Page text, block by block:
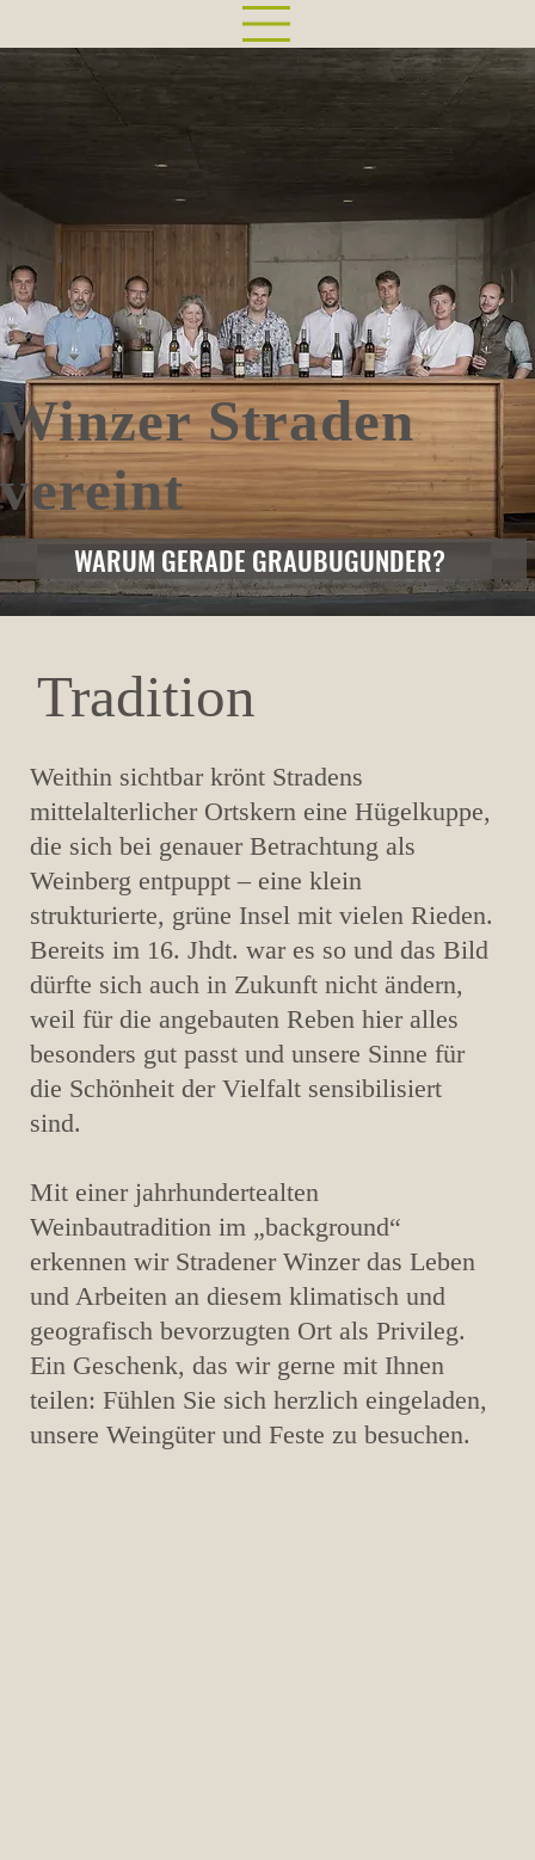
Winzer Straden
vereint
WARUM GERADE GRAUBUGUNDER?
Tradition
Weithin sichtbar krönt Stradens
mittelalterlicher Ortskern eine Hügelkuppe,
die sich bei genauer Betrachtung als
Weinberg entpuppt – eine klein
strukturierte, grüne Insel mit vielen Rieden.
Bereits im 16. Jhdt. war es so und das Bild
dürfte sich auch in Zukunft nicht ändern,
weil für die angebauten Reben hier alles
besonders gut passt und unsere Sinne für
die Schönheit der Vielfalt sensibilisiert
sind.
Mit einer jahrhundertealten
Weinbautradition im „background“
erkennen wir Stradener Winzer das Leben
und Arbeiten an diesem klimatisch und
geografisch bevorzugten Ort als Privileg.
Ein Geschenk, das wir gerne mit Ihnen
teilen: Fühlen Sie sich herzlich eingeladen,
unsere Weingüter und Feste zu besuchen.